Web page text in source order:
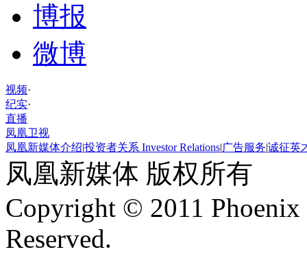
博报
微博
视频·
纪实·
直播
凤凰卫视
凤凰新媒体介绍|投资者关系 Investor Relations|广告服务|诚征英
凤凰新媒体 版权所有
Copyright © 2011
Reserved.